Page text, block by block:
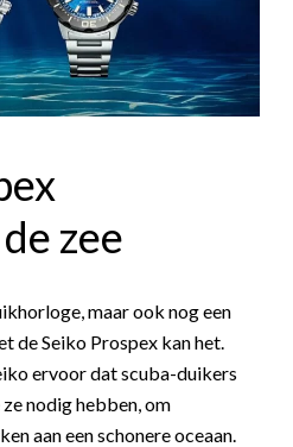
zee
maar ook nog een
de Seiko Prospex kan het.
ervoor dat scuba-duikers
nodig hebben, om
aan een schonere oceaan.